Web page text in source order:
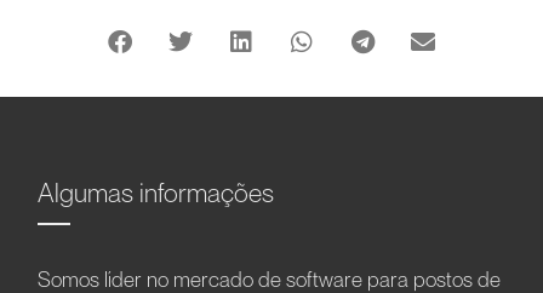
Algumas informações
Somos líder no mercado de software para postos de